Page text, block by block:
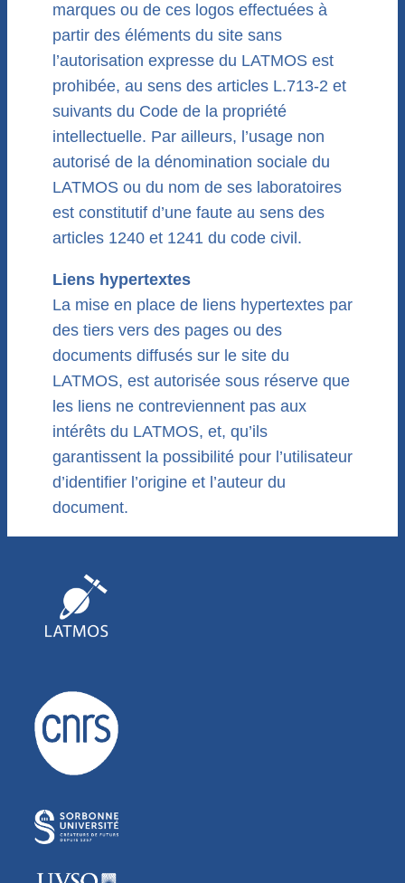
marques ou de ces logos effectuées à
partir des éléments du site sans
l’autorisation expresse du LATMOS est
prohibée, au sens des articles L.713-2 et
suivants du Code de la propriété
intellectuelle. Par ailleurs, l’usage non
autorisé de la dénomination sociale du
LATMOS ou du nom de ses laboratoires
est constitutif d’une faute au sens des
articles 1240 et 1241 du code civil.
Liens hypertextes
La mise en place de liens hypertextes par
des tiers vers des pages ou des
documents diffusés sur le site du
LATMOS, est autorisée sous réserve que
les liens ne contreviennent pas aux
intérêts du LATMOS, et, qu’ils
garantissent la possibilité pour l’utilisateur
d’identifier l’origine et l’auteur du
document.